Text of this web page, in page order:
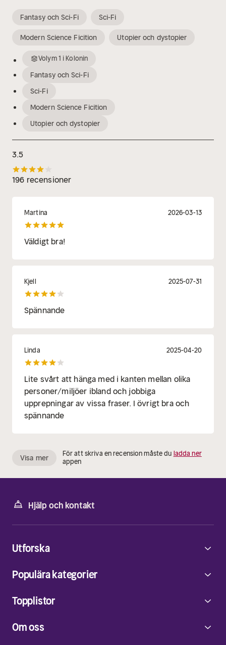
Fantasy och Sci-Fi Sci-Fi
Modern Science Ficition Utopier och dystopier
Volym1 iKolonin
Fantasy och Sci-Fi
Sci-Fi
Modern Science Ficition
Utopier och dystopier
3.5
196 recensioner
Martina 2026-03-13
Väldigt bra!
Kjell 2025-07-31
Spännande
Linda 2025-04-20
Lite svårt att hänga med i kanten mellan olika
personer/miljöer ibland och jobbiga
upprepningar av vissa fraser. I övrigt bra och
spännande
Visa mer För att skriva en recension måste du ladda ner
appen
Hjälp och kontakt
Om oss
Utforska
Populära kategorier
Topplistor